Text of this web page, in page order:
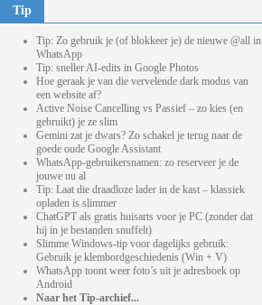
Tip
Tip: Zo gebruik je (of blokkeer je) de nieuwe @all in
WhatsApp
Tip: sneller AI-edits in Google Photos
Hoe geraak je van die vervelende dark modus van
een website af?
Active Noise Cancelling vs Passief – zo kies (en
gebruikt) je ze slim
Gemini zat je dwars? Zo schakel je terug naar de
goede oude Google Assistant
WhatsApp-gebruikersnamen: zo reserveer je de
jouwe nu al
Tip: Laat die draadloze lader in de kast – klassiek
opladen is slimmer
ChatGPT als gratis huisarts voor je PC (zonder dat
hij in je bestanden snuffelt)
Slimme Windows-tip voor dagelijks gebruik:
Gebruik je klembordgeschiedenis (Win + V)
WhatsApp toont weer foto’s uit je adresboek op
Android
Naar het Tip-archief...